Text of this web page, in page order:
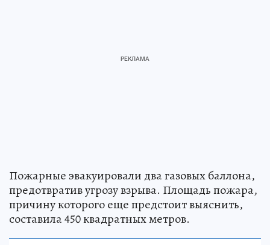
Пожарные эвакуировали два газовых баллона,
предотвратив угрозу взрыва. Площадь пожара,
причину которого еще предстоит выяснить,
составила 450 квадратных метров.